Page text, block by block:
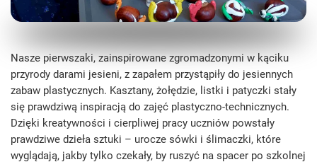
Nasze pierwszaki, zainspirowane zgromadzonymi w kąciku
przyrody darami jesieni, z zapałem przystąpiły do jesiennych
zabaw plastycznych. Kasztany, żołędzie, listki i patyczki stały
się prawdziwą inspiracją do zajęć plastyczno-technicznych.
Dzięki kreatywności i cierpliwej pracy uczniów powstały
prawdziwe dzieła sztuki – urocze sówki i ślimaczki, które
wyglądają, jakby tylko czekały, by ruszyć na spacer po szkolnej